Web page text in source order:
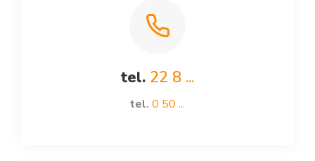
tel. 22 8 ...
tel. 0 50 ...